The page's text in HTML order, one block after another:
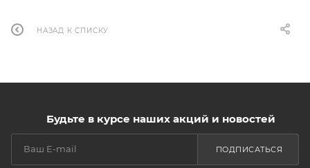
НАЗАД К СПИСКУ
Будьте в курсе наших акций и новостей
ПОДПИСАТЬСЯ